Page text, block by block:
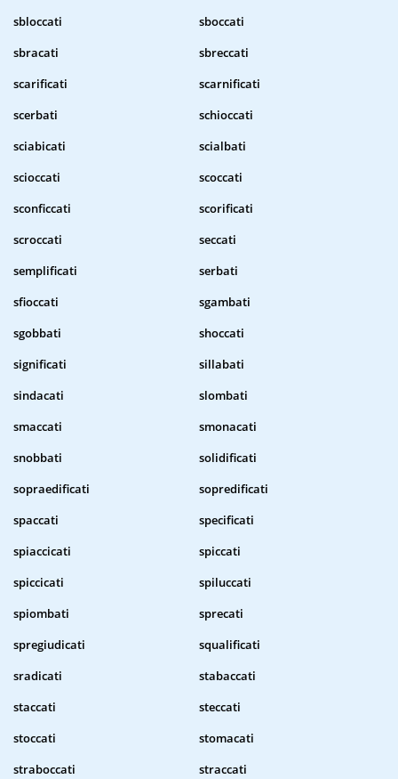
sbloccati
sboccati
sbracati
sbreccati
scarificati
scarnificati
scerbati
schioccati
sciabicati
scialbati
scioccati
scoccati
sconficcati
scorificati
scroccati
seccati
semplificati
serbati
sfioccati
sgambati
sgobbati
shoccati
significati
sillabati
sindacati
slombati
smaccati
smonacati
snobbati
solidificati
sopraedificati
sopredificati
spaccati
specificati
spiaccicati
spiccati
spiccicati
spiluccati
spiombati
sprecati
spregiudicati
squalificati
sradicati
stabaccati
staccati
steccati
stoccati
stomacati
straboccati
straccati